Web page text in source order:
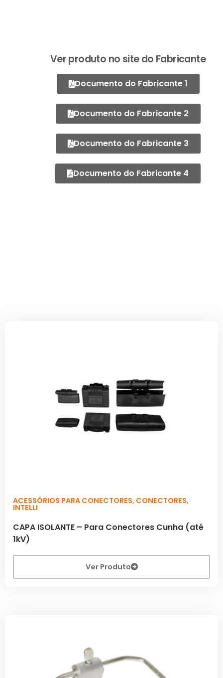
Ver produto no site do Fabricante
Documento do Fabricante 1
Documento do Fabricante 2
Documento do Fabricante 3
Documento do Fabricante 4
ACESSÓRIOS PARA CONECTORES, CONECTORES,
INTELLI
CAPA ISOLANTE – Para Conectores Cunha (até
1kV)
Ver Produto